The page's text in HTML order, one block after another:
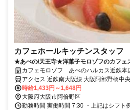
カフェホールキッチンスタッフ
★あべの/天王寺★洋菓子モロゾフのカフェ
に囲まれて毎日を過ごそう。9:00～20:30
カフェモロゾフ あべのハルカス近鉄本
アクセス 近鉄南大阪線 大阪阿部野橋中
ロ御堂筋線 天王寺9番口徒歩約2分、大
徒歩約2分
時給1,433円～1,648円
大阪府大阪市阿倍野区
勤務時間 実働時間 7:30 ・上記はシフト